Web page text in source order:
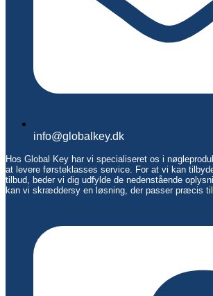
info@globalkey.dk
Hos Global Key har vi specialiseret os i
at levere førsteklasses service. For at vi kan
tilbud, beder vi dig udfylde de nedenstående
kan vi skræddersy en løsning, der passer præcis til